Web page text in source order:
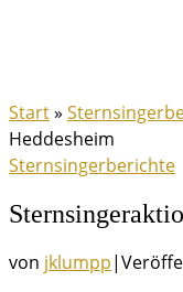
Start»
Heddesheim
Sternsingerberichte
von jklumpp|